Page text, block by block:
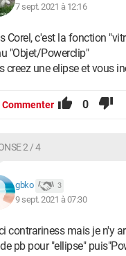
7 sept. 2021 à 12:16
Corel, c'est la fonction
"Objet/Powerclip"
creez une elipse et vous
Commenter 0
2 / 4
gbko 3
9 sept. 2021 à 07:30
contrariness mais je n'y
pb pour "ellipse"